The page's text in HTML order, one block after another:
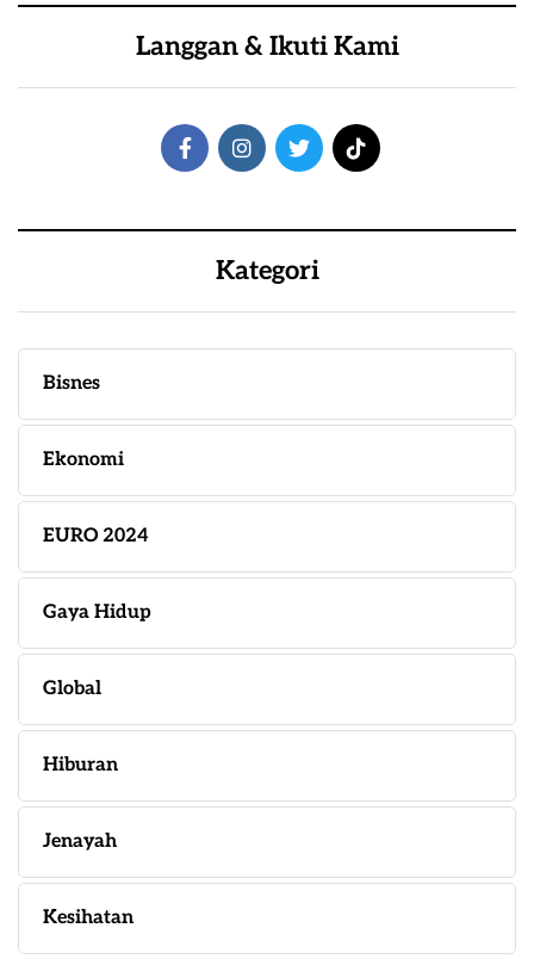
Langgan & Ikuti Kami
Kategori
Bisnes
Ekonomi
EURO 2024
Gaya Hidup
Global
Hiburan
Jenayah
Kesihatan